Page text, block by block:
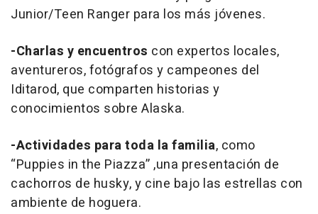
Junior/Teen Ranger para los más jóvenes.
-Charlas y encuentros con expertos locales,
aventureros, fotógrafos y campeones del
Iditarod, que comparten historias y
conocimientos sobre Alaska.
-Actividades para toda la familia, como
“Puppies in the Piazza”,una presentación de
cachorros de husky, y cine bajo las estrellas con
ambiente de hoguera.